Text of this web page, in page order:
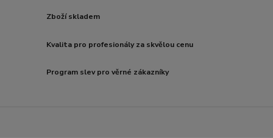
Zboží skladem
Kvalita pro profesionály za skvělou cenu
Program slev pro věrné zákazníky